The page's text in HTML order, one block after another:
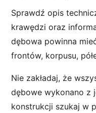
Sprawdź opis
krawędzi oraz
dębowa powinna
frontów, korpusu,
Nie zakładaj, że
dębowe wykonano z
konstrukcji szukaj w